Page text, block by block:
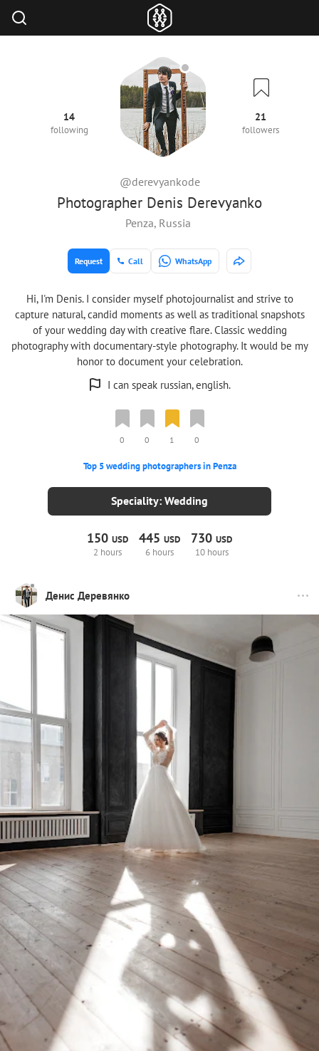
Photographer Denis Derevyanko
@derevyankode
14
following
21
followers
Penza, Russia
Request Call WhatsApp
Hi, I'm Denis. I consider myself photojournalist and strive to
capture natural, candid moments as well as traditional snapshots
of your wedding day with creative flare. Classic wedding
photography with documentary-style photography. It would be my
honor to document your celebration.
I can speak russian, english.
0 0 1 0
Top 5 wedding photographers in Penza
Speciality: Wedding
150 USD
2 hours
445 USD
6 hours
730 USD
10 hours
Денис Деревянко